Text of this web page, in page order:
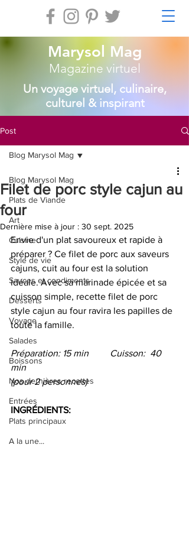
Marysol Mag
Magazine virtuel
Un voyage virtuel, culinaire,
culturel & inspirant
Post
Blog Marysol Mag
Plats de Viande
Art
Cuisine
Style de vie
Sauces et condiments
Desserts
Voyage
Salades
Boissons
Nos dernières recettes
Entrées
Plats principaux
A la une...
Blog Marysol Mag
Filet de porc style cajun au
four
Dernière mise à jour : 30 sept. 2025
Envie d'un plat savoureux et rapide à
préparer ? Ce filet de porc aux saveurs
cajuns, cuit au four est la solution
idéale. Avec sa marinade épicée et sa
cuisson simple, recette filet de porc
style cajun au four ravira les papilles de
toute la famille.
Préparation: 15 min         Cuisson:  40
min
(pour 2 personnes)
INGRÉDIENTS: